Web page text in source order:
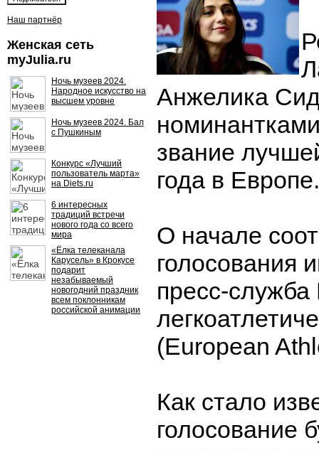
Наш партнёр
Женская сеть
myJulia.ru
Ночь музеев 2024.
Народное искусство на
высшем уровне
Ночь музеев 2024. Бал
с Пушкиным
Конкурс «Лучший
пользователь марта»
на Diets.ru
6 интересных
традиций встречи
нового года со всего
мира
«Ёлка телеканала
Карусель» в Крокусе
подарит
незабываемый
новогодний праздник
всем поклонникам
российской анимации
Анжелика
звание
года в Европе.
О начале
голосования
пресс-
(European
Как стало
голосование